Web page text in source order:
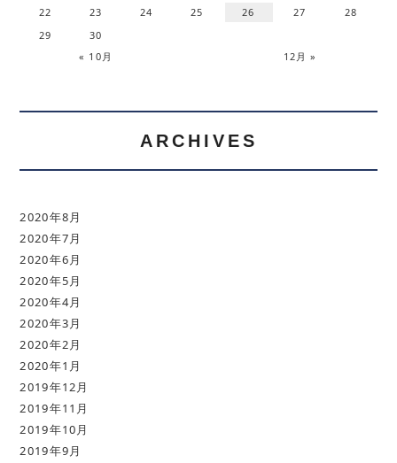
« 10月 12月 »
22
23 24 25 26 27
28
29
30
ARCHIVES
2020年8月
2020年7月
2020年6月
2020年5月
2020年4月
2020年3月
2020年2月
2020年1月
2019年12月
2019年11月
2019年10月
2019年9月